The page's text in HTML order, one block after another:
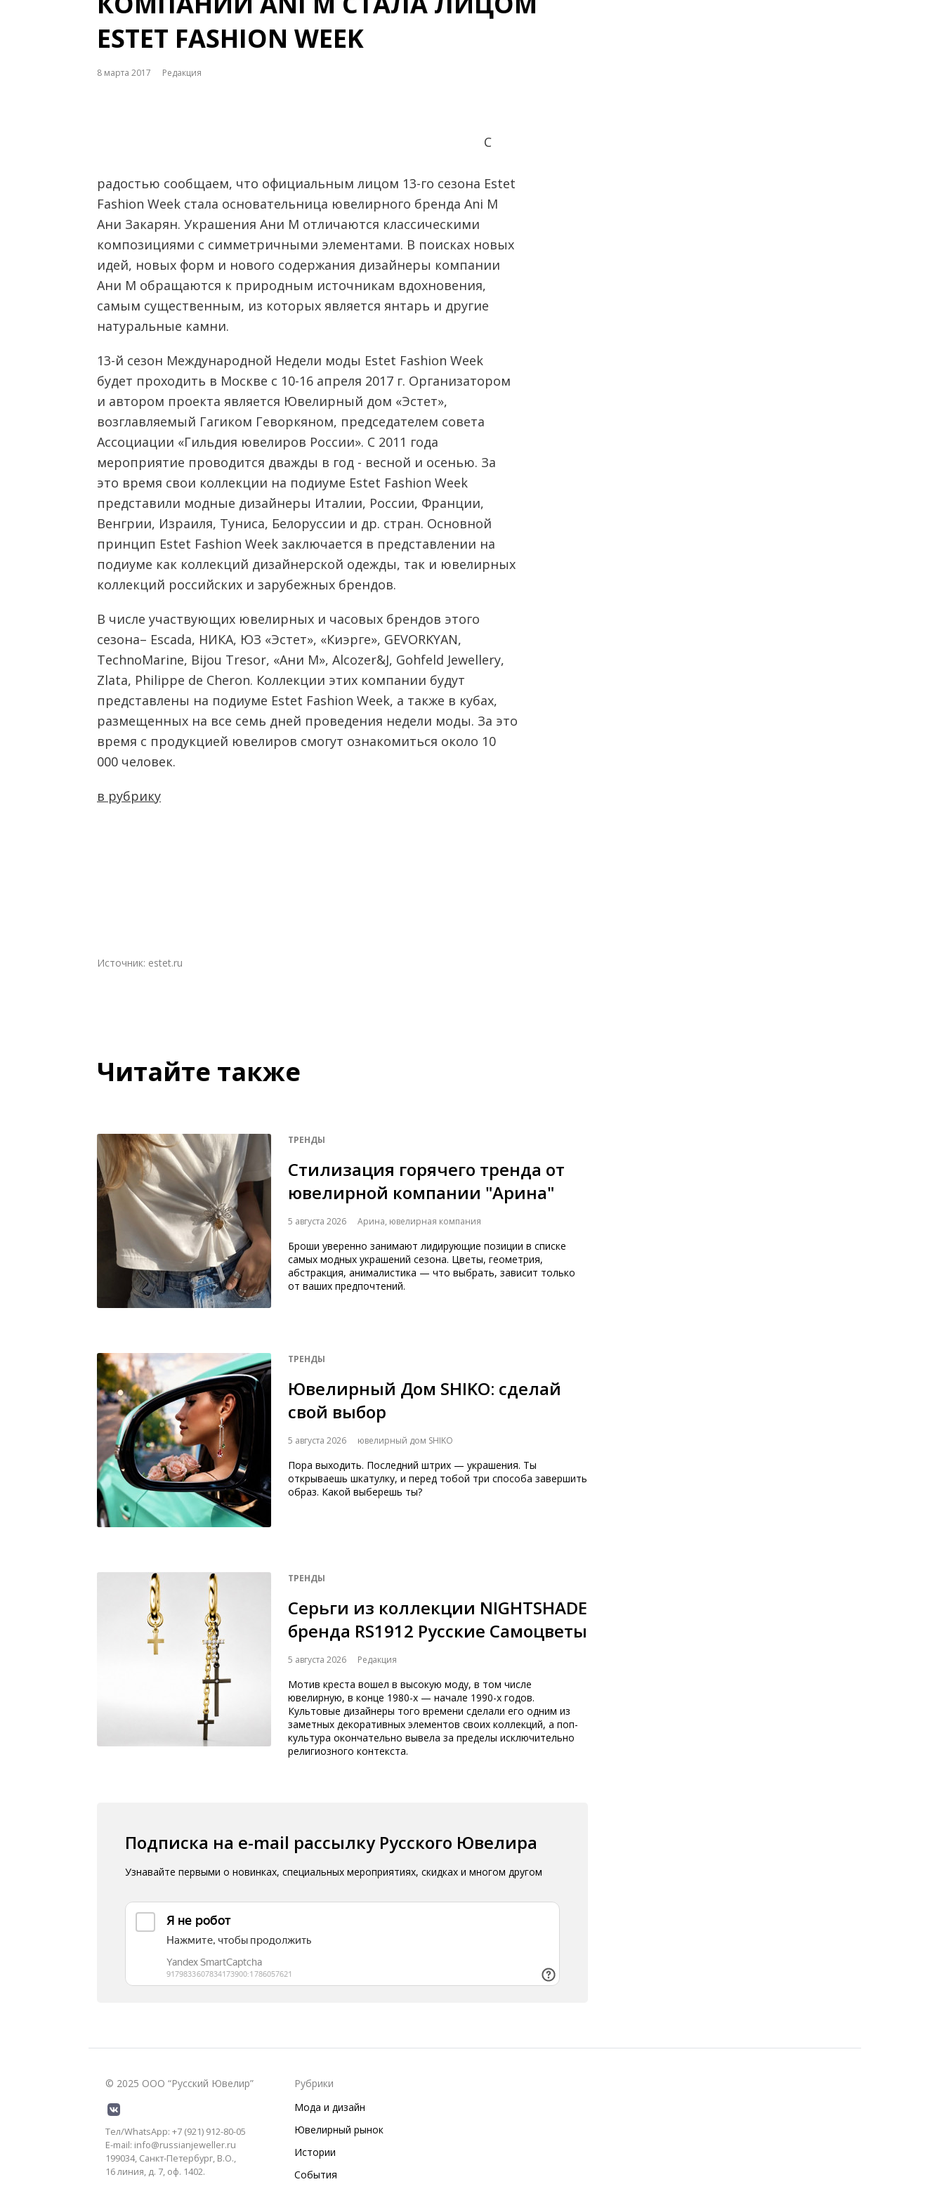
ESTET FASHION WEEK
8 марта 2017 Редакция
С
радостью сообщаем, что официальным лицом 13-го сезона Estet
Fashion Week стала основательница ювелирного бренда Ani M
Ани Закарян. Украшения Ани М отличаются классическими
композициями с симметричными элементами. В поисках новых
идей, новых форм и нового содержания дизайнеры компании
Ани М обращаются к природным источникам вдохновения,
самым существенным, из которых является янтарь и другие
натуральные камни.
13-й сезон Международной Недели моды Estet Fashion Week
будет проходить в Москве с 10-16 апреля 2017 г. Организатором
и автором проекта является Ювелирный дом «Эстет»,
возглавляемый Гагиком Геворкяном, председателем совета
Ассоциации «Гильдия ювелиров России». С 2011 года
мероприятие проводится дважды в год - весной и осенью. За
это время свои коллекции на подиуме Estet Fashion Week
представили модные дизайнеры Италии, России, Франции,
Венгрии, Израиля, Туниса, Белоруссии и др. стран. Основной
принцип Estet Fashion Week заключается в представлении на
подиуме как коллекций дизайнерской одежды, так и ювелирных
коллекций российских и зарубежных брендов.
В числе участвующих ювелирных и часовых брендов этого
сезона– Escada, НИКА, ЮЗ «Эстет», «Киэрге», GEVORKYAN,
TechnoMarine, Bijou Tresor, «Ани М», Alcozer&J, Gohfeld Jewellery,
Zlata, Philippe de Cheron. Коллекции этих компании будут
представлены на подиуме Estet Fashion Week, а также в кубах,
размещенных на все семь дней проведения недели моды. За это
время с продукцией ювелиров смогут ознакомиться около 10
000 человек.
в рубрику
Источник: estet.ru
Читайте также
ТРЕНДЫ
Стилизация горячего тренда от
ювелирной компании "Арина"
5 августа 2026 Арина, ювелирная компания
Броши уверенно занимают лидирующие позиции в списке
самых модных украшений сезона. Цветы, геометрия,
абстракция, анималистика — что выбрать, зависит только
от ваших предпочтений.
ТРЕНДЫ
Ювелирный Дом SHIKO: сделай
свой выбор
5 августа 2026 ювелирный дом SHIKO
Пора выходить. Последний штрих — украшения. Ты
открываешь шкатулку, и перед тобой три способа завершить
образ. Какой выберешь ты?
ТРЕНДЫ
Серьги из коллекции NIGHTSHADE
бренда RS1912 Русские Самоцветы
5 августа 2026 Редакция
Мотив креста вошел в высокую моду, в том числе
ювелирную, в конце 1980-х — начале 1990-х годов.
Культовые дизайнеры того времени сделали его одним из
заметных декоративных элементов своих коллекций, а поп-
культура окончательно вывела за пределы исключительно
религиозного контекста.
Подписка на e-mail рассылку Русского Ювелира
Узнавайте первыми о новинках, специальных мероприятиях, скидках и многом другом
© 2025 ООО “Русский Ювелир”
Тел/WhatsApp: +7 (921) 912-80-05
E-mail: info@russianjeweller.ru
199034, Санкт-Петербург, В.О.,
16 линия, д. 7, оф. 1402.
Рубрики
Мода и дизайн
Ювелирный рынок
Истории
События